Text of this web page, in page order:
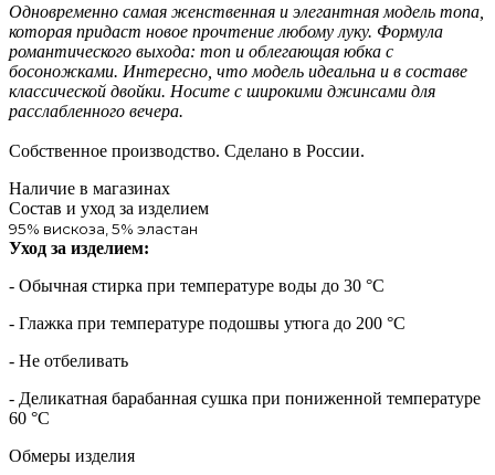
Одновременно самая женственная и элегантная модель топа,
которая придаст новое прочтение любому луку. Формула
романтического выхода: топ и облегающая юбка с
босоножками. Интересно, что модель идеальна и в составе
классической двойки. Носите с широкими джинсами для
расслабленного вечера.
Собственное производство. Сделано в России.
Наличие в магазинах
Состав и уход за изделием
95% вискоза, 5% эластан
Уход за изделием:
- Обычная стирка при температуре воды до 30 °C
- Глажка при температуре подошвы утюга до 200 °C
- Не отбеливать
- Деликатная барабанная сушка при пониженной температуре
60 °C
Обмеры изделия